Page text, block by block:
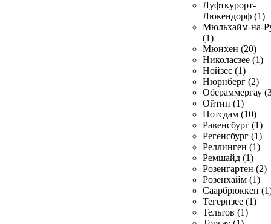
Луфткурорт-
Люкендорф (1)
Мюльхайм-на-
(1)
Мюнхен (20)
Николасзее (1)
Нойзес (1)
Нюрнберг (2)
Обераммергау
Ойтин (1)
Потсдам (10)
Равенсбург (1)
Регенсбург (1)
Реллинген (1)
Ремшайд (1)
Розенгартен (2)
Розенхайм (1)
Саарбрюккен
Тегернзее (1)
Тельтов (1)